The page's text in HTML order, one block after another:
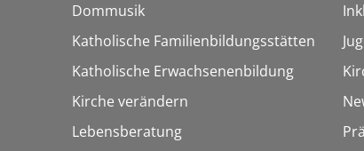
Dommusik
Katholische Familienbildungsstätten
Katholische Erwachsenenbildung
Kirche verändern
Lebensberatung